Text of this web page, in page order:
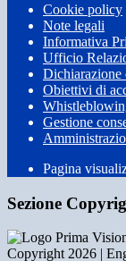
Cookie policy
Note legali
Informativa
Ufficio
Dichiarazione
Obiettivi di
Gestione
Pagina
Sezione
Copyright 2026 |